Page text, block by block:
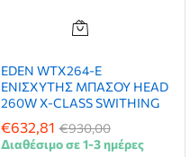
EDEN WTX264-E
ΕΝΙΣΧΥΤΗΣ ΜΠΑΣΟΥ HEAD
260W X-CLASS SWITHING
€632,81 €930,00
Διαθέσιμο σε 1-3 ημέρες